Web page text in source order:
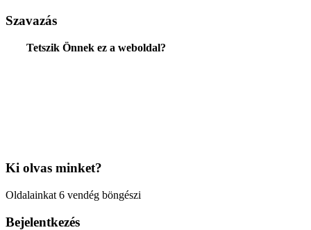
Szavazás
Tetszik Önnek ez a weboldal?
Ki olvas minket?
Oldalainkat 6 vendég böngészi
Bejelentkezés